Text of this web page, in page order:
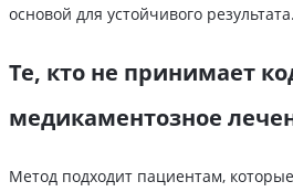
основой для устойчивого результата.
Те, кто не принимает
медикаментозное
Метод подходит пациентам,